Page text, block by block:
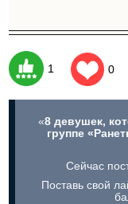
1 0
«8 девушек,
группе
Сейчас
Поставь свой